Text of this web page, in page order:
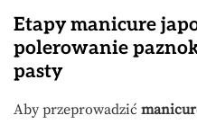
Etapy manicure
polerowanie
pasty
Aby przeprowadzić